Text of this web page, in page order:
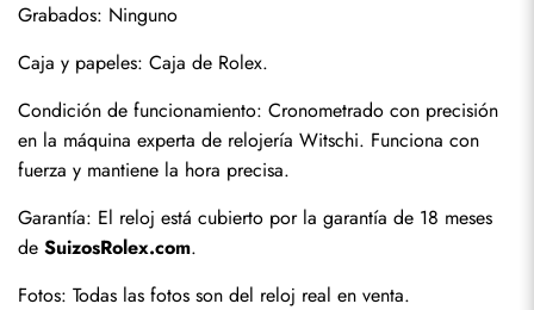
Grabados: Ninguno
Caja y papeles: Caja de Rolex.
Condición de funcionamiento: Cronometrado con precisión
en la máquina experta de relojería Witschi. Funciona con
fuerza y mantiene la hora precisa.
Garantía: El reloj está cubierto por la garantía de 18 meses
de SuizosRolex.com.
Fotos: Todas las fotos son del reloj real en venta.